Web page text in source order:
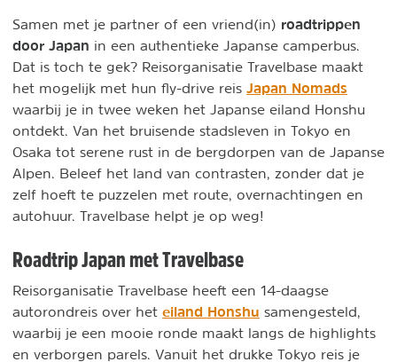
Samen met je partner of een vriend(in) roadtrippen
door Japan in een authentieke Japanse camperbus.
Dat is toch te gek? Reisorganisatie Travelbase maakt
het mogelijk met hun fly-drive reis Japan Nomads
waarbij je in twee weken het Japanse eiland Honshu
ontdekt. Van het bruisende stadsleven in Tokyo en
Osaka tot serene rust in de bergdorpen van de Japanse
Alpen. Beleef het land van contrasten, zonder dat je
zelf hoeft te puzzelen met route, overnachtingen en
autohuur. Travelbase helpt je op weg!
Roadtrip Japan met Travelbase
Reisorganisatie Travelbase heeft een 14-daagse
autorondreis over het eiland Honshu samengesteld,
waarbij je een mooie ronde maakt langs de highlights
en verborgen parels. Vanuit het drukke Tokyo reis je